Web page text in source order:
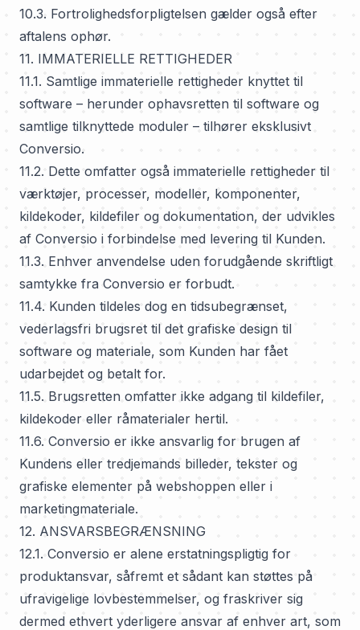
10.3. Fortrolighedsforpligtelsen gælder også efter
aftalens ophør.
11. IMMATERIELLE RETTIGHEDER
11.1. Samtlige immaterielle rettigheder knyttet til
software – herunder ophavsretten til software og
samtlige tilknyttede moduler – tilhører eksklusivt
Conversio.
11.2. Dette omfatter også immaterielle rettigheder til
værktøjer, processer, modeller, komponenter,
kildekoder, kildefiler og dokumentation, der udvikles
af Conversio i forbindelse med levering til Kunden.
11.3. Enhver anvendelse uden forudgående skriftligt
samtykke fra Conversio er forbudt.
11.4. Kunden tildeles dog en tidsubegrænset,
vederlagsfri brugsret til det grafiske design til
software og materiale, som Kunden har fået
udarbejdet og betalt for.
11.5. Brugsretten omfatter ikke adgang til kildefiler,
kildekoder eller råmaterialer hertil.
11.6. Conversio er ikke ansvarlig for brugen af
Kundens eller tredjemands billeder, tekster og
grafiske elementer på webshoppen eller i
marketingmateriale.
12. ANSVARSBEGRÆNSNING
12.1. Conversio er alene erstatningspligtig for
produktansvar, såfremt et sådant kan støttes på
ufravigelige lovbestemmelser, og fraskriver sig
dermed ethvert yderligere ansvar af enhver art, som